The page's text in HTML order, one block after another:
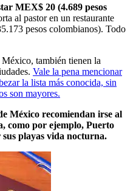
MEX$ 20 (4.689 pesos
al pastor en un restaurante
pesos colombianos). Todo
también tienen la
Vale la pena mencionar
la lista más conocida, sin
son mayores.
México recomiendan irse al
como por ejemplo, Puerto
playas vida nocturna.